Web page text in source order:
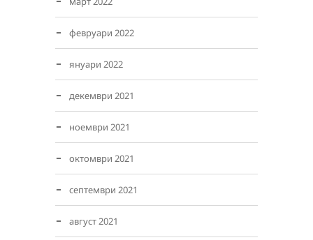
февруари 2022
януари 2022
декември 2021
ноември 2021
октомври 2021
септември 2021
август 2021